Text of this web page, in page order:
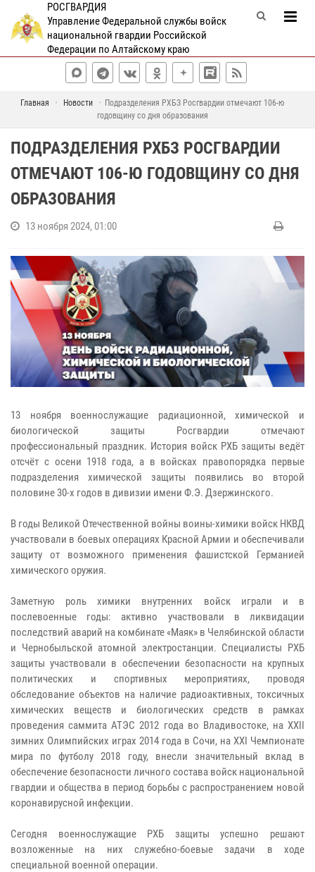
РОСГВАРДИЯ
Управление Федеральной службы войск
национальной гвардии Российской
Федерации по Алтайскому краю
Главная Новости
Подразделения РХБЗ Росгвардии отмечают 106-ю
годовщину со дня образования
ПОДРАЗДЕЛЕНИЯ РХБЗ РОСГВАРДИИ
ОТМЕЧАЮТ 106-Ю ГОДОВЩИНУ СО ДНЯ
ОБРАЗОВАНИЯ
13 ноября 2024, 01:00
13 ноября военнослужащие радиационной, химической и
биологической защиты Росгвардии отмечают
профессиональный праздник. История войск РХБ защиты ведёт
отсчёт с осени 1918 года, а в войсках правопорядка первые
подразделения химической защиты появились во второй
половине 30-х годов в дивизии имени Ф.Э. Дзержинского.
В годы Великой Отечественной войны воины-химики войск НКВД
участвовали в боевых операциях Красной Армии и обеспечивали
защиту от возможного применения фашистской Германией
химического оружия.
Заметную роль химики внутренних войск играли и в
послевоенные годы: активно участвовали в ликвидации
последствий аварий на комбинате «Маяк» в Челябинской области
и Чернобыльской атомной электростанции. Специалисты РХБ
защиты участвовали в обеспечении безопасности на крупных
политических и спортивных мероприятиях, проводя
обследование объектов на наличие радиоактивных, токсичных
химических веществ и биологических средств в рамках
проведения саммита АТЭС 2012 года во Владивостоке, на XXII
зимних Олимпийских играх 2014 года в Сочи, на XXI Чемпионате
мира по футболу 2018 году, внесли значительный вклад в
обеспечение безопасности личного состава войск национальной
гвардии и общества в период борьбы с распространением новой
коронавирусной инфекции.
Сегодня военнослужащие РХБ защиты успешно решают
возложенные на них служебно-боевые задачи в ходе
специальной военной операции.